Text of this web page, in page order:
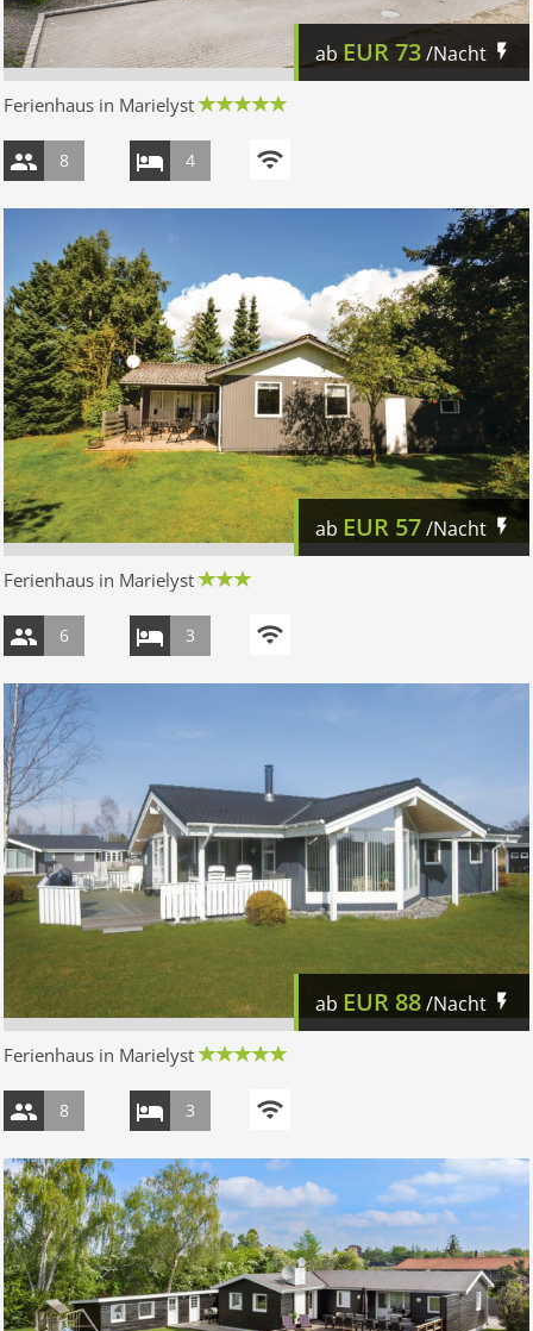
abEUR73/Nacht
Ferienhaus in Marielyst
8 4
ab EUR 57/Nacht
Ferienhaus in Marielyst
6 3
ab EUR 88/Nacht
Ferienhaus in Marielyst
8 3